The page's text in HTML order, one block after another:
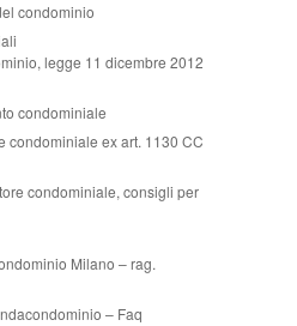
condominio
legge 11 dicembre 2012
condominiale
condominiale ex art. 1130 CC
condominiale, consigli per
Milano – rag.
– Faq